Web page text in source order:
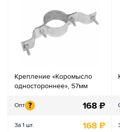
Крепление «Коромысло
одностороннее», 57мм
Опт ? 168 ₽
За 1 шт. 168 ₽